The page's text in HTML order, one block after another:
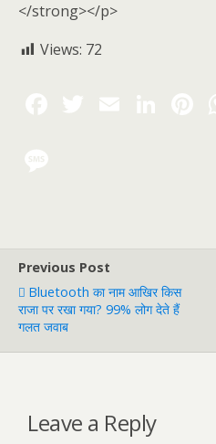
</strong></p>
Views: 72
Previous Post
Bluetooth का नाम आखिर किस
राजा पर रखा गया? 99% लोग देते हैं
गलत जवाब
Leave a Reply